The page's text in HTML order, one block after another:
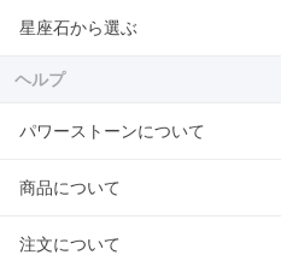
星座石から選ぶ
ヘルプ
パワーストーンについて
商品について
注文について